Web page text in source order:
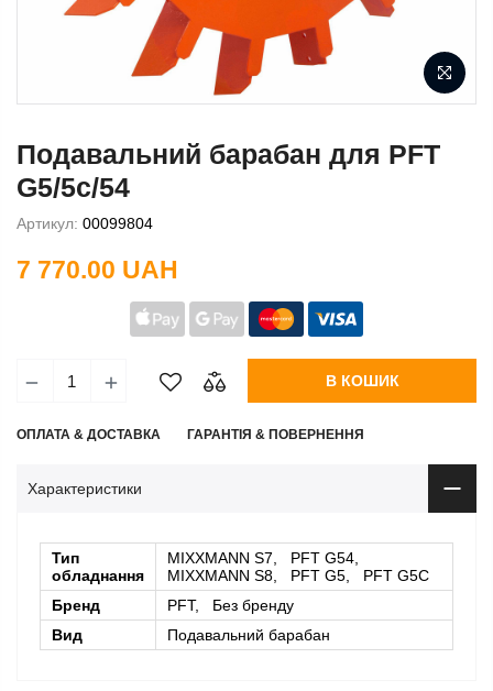
Подавальний барабан для PFT
G5/5c/54
Артикул: 00099804
7 770.00 UAH
В КОШИК
ОПЛАТА & ДОСТАВКА ГАРАНТІЯ & ПОВЕРНЕННЯ
Характеристики
Тип
обладнання
MIXXMANN S7, PFT G54,
MIXXMANN S8, PFT G5, PFT G5C
Бренд
PFT, Без бренду
Вид
Подавальний барабан